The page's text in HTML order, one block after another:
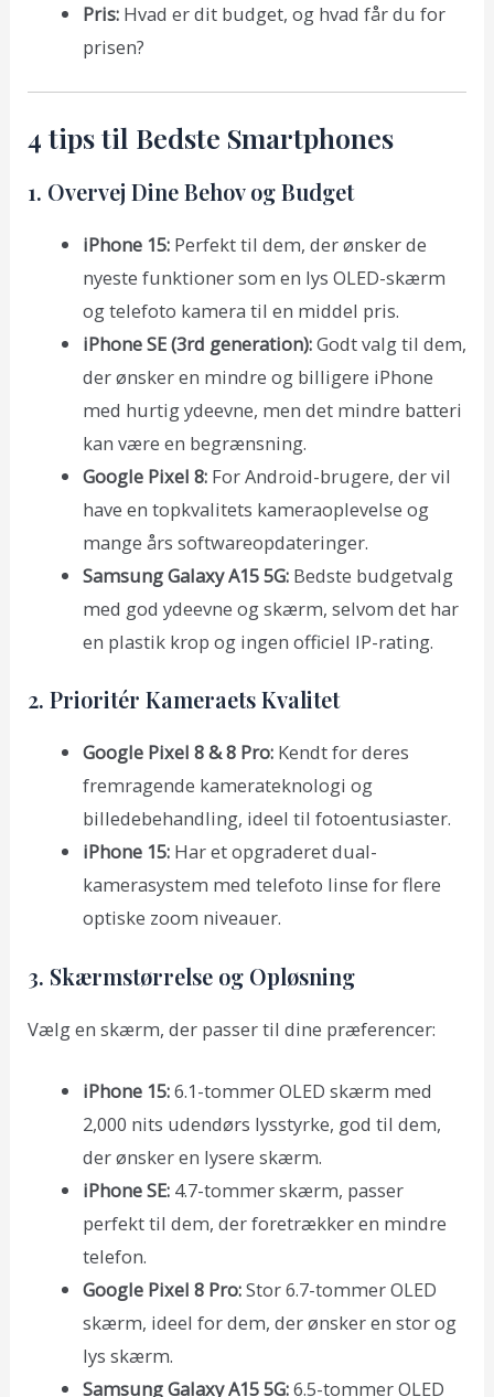
Pris:Hvad er dit budget, og hvad får du for
prisen?
4 tips til Bedste Smartphones
1. Overvej Dine Behov og Budget
iPhone 15:Perfekt til dem, der ønsker de
nyeste funktioner som en lys OLED-skærm
og telefoto kamera til en middel pris.
iPhone SE (3rd generation):Godt valg til dem,
der ønsker en mindre og billigere iPhone
med hurtig ydeevne, men det mindre batteri
kan være en begrænsning.
Google Pixel 8:For Android-brugere, der vil
have en topkvalitets kameraoplevelse og
mange års softwareopdateringer.
Samsung Galaxy A15 5G:Bedste budgetvalg
med god ydeevne og skærm, selvom det har
en plastik krop og ingen officiel IP-rating.
2. Prioritér Kameraets Kvalitet
Google Pixel 8 & 8 Pro:Kendt for deres
fremragende kamerateknologi og
billedebehandling, ideel til fotoentusiaster.
iPhone 15:Har et opgraderet dual-
kamerasystem med telefoto linse for flere
optiske zoom niveauer.
3. Skærmstørrelse og Opløsning
Vælg en skærm, der passer til dine præferencer:
iPhone 15:6.1-tommer OLED skærm med
2,000 nits udendørs lysstyrke, god til dem,
der ønsker en lysere skærm.
iPhone SE:4.7-tommer skærm, passer
perfekt til dem, der foretrækker en mindre
telefon.
Google Pixel 8 Pro:Stor 6.7-tommer OLED
skærm, ideel for dem, der ønsker en stor og
lys skærm.
Samsung Galaxy A15 5G:6.5-tommer OLED